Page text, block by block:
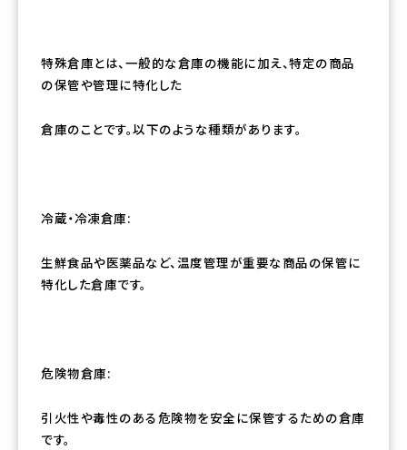
特殊倉庫とは、一般的な倉庫の機能に加え、特定の商品
の保管や管理に特化した
倉庫のことです。以下のような種類があります。
冷蔵・冷凍倉庫:
生鮮食品や医薬品など、温度管理が重要な商品の保管に
特化した倉庫です。
危険物倉庫:
引火性や毒性のある危険物を安全に保管するための倉庫
です。